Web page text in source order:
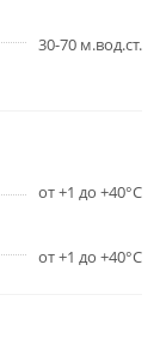
30-70 м.вод.ст.
от +1 до +40°С
от +1 до +40°С